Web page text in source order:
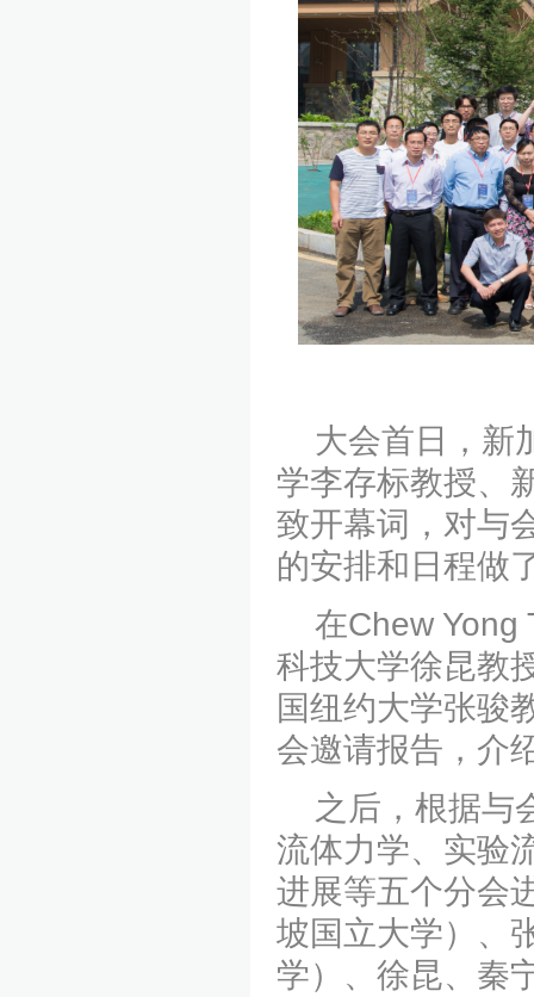
大会首日，新
学李存标教授、
致开幕词， 对与
的安排和日程做
在Chew Yong
科技大学徐昆教
国纽约大学张骏
会邀请报告 ，介
之后，根据与
流体力学、实验
进展等五个分会
坡国立大学）、
学）、徐昆、秦